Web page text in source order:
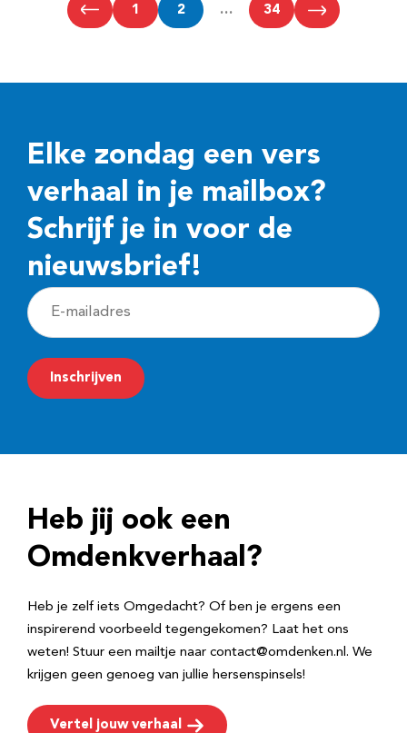
1 2 … 34
Elke zondag een vers
verhaal in je mailbox?
Schrijf je in voor de
nieuwsbrief!
E
-
m
a
r
e
Inschrijven
Heb jij ook een
Omdenkverhaal?
Heb je zelf iets Omgedacht? Of ben je ergens een
inspirerend voorbeeld tegengekomen? Laat het ons
weten! Stuur een mailtje naar contact@omdenken.nl. We
krijgen geen genoeg van jullie hersenspinsels!
Vertel jouw verhaal